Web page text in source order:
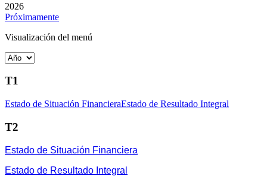
2026
Próximamente
Visualización del menú
T1
Estado de Situación FinancieraEstado de Resultado Integral
T2
Estado de Situación Financiera
Estado de Resultado Integral